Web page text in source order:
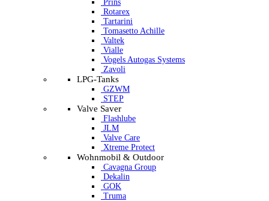
Prins
Rotarex
Tartarini
Tomasetto Achille
Valtek
Vialle
Vogels Autogas Systems
Zavoli
LPG-Tanks
GZWM
STEP
Valve Saver
Flashlube
JLM
Valve Care
Xtreme Protect
Wohnmobil & Outdoor
Cavagna Group
Dekalin
GOK
Truma